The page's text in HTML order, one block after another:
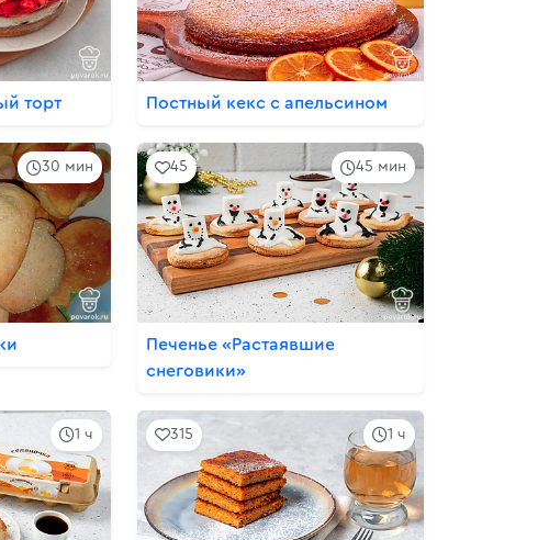
торт Постный кекс с апельсином
30 мин 45 мин
45
Печенье «Растаявшие
снеговики»
1 ч 1 ч
315